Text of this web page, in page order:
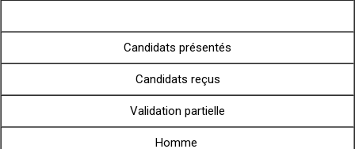
Candidats présentés
Candidats reçus
Validation partielle
Homme